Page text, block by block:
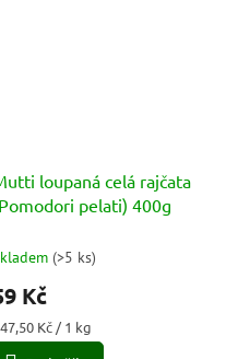
loupaná celá rajčata
pelati) 400g
(>5 ks)
Kč
Kč / 1 kg